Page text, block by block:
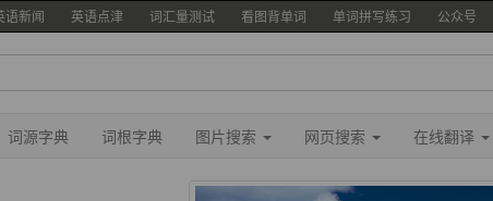
语新闻 英语点津 词汇量测试 看图背单词 单词拼写练习 公众号
词源字典 词根字典 图片搜索 网页搜索 在线翻译